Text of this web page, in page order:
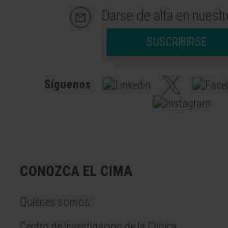
Darse de alta en
SUSCRIBIRSE
Síguenos
CONOZCA EL CIMA
Quiénes somos